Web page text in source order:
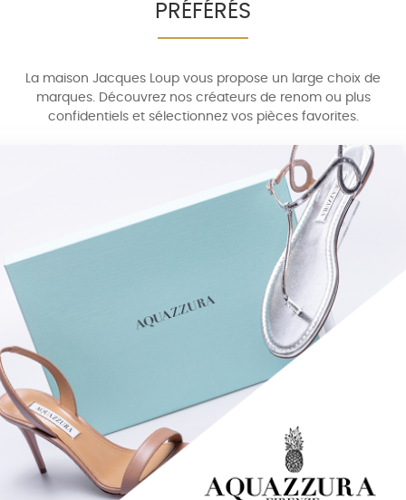
PRÉFÉRÉS
La maison Jacques Loup vous propose un large choix de
marques. Découvrez nos créateurs de renom ou plus
confidentiels et sélectionnez vos pièces favorites.